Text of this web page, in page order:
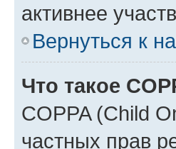
активнее
Вернуться к
Что такое
COPPA (Child
частных прав